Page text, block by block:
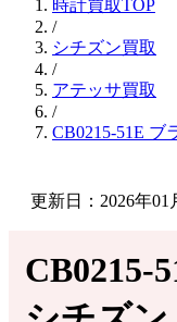
時計買取TOP
/
シチズン買取
/
アテッサ買取
/
CB0215-51E
更新日：2026年01
CB0215-